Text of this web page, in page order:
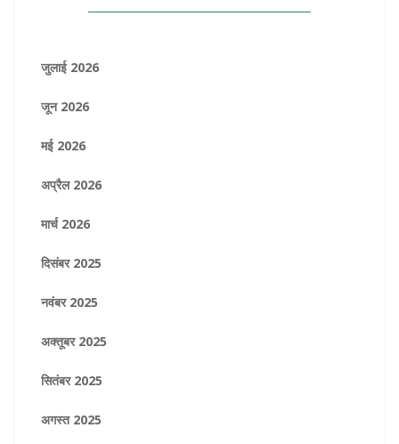
जुलाई 2026
जून 2026
मई 2026
अप्रैल 2026
मार्च 2026
दिसंबर 2025
नवंबर 2025
अक्तूबर 2025
सितंबर 2025
अगस्त 2025